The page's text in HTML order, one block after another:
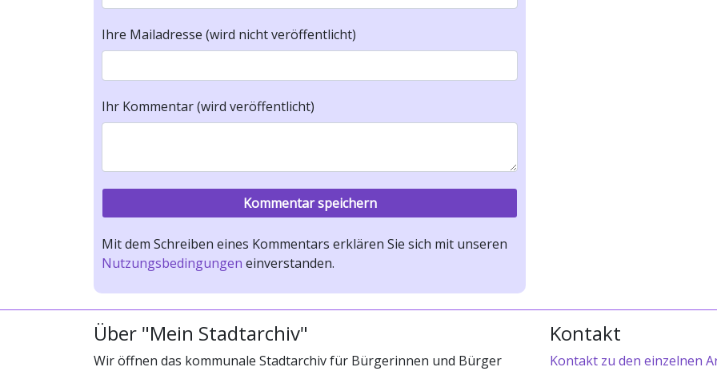
Ihre Mailadresse (wird nicht veröffentlicht)
Ihr Kommentar (wird veröffentlicht)
Mit dem Schreiben eines Kommentars erklären Sie sich mit unseren
Nutzungsbedingungen einverstanden.
Über "Mein Stadtarchiv"
Wir öffnen das kommunale Stadtarchiv für Bürgerinnen und Bürger
Kontakt
Kontakt zu den einzelnen